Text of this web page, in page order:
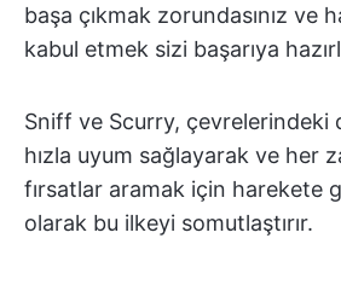
başa çıkmak zorundasınız ve
kabul etmek sizi başarıya
Sniff ve Scurry, çevrelerindeki
hızla uyum sağlayarak ve her
fırsatlar aramak için harekete
olarak bu ilkeyi somutlaştırır.